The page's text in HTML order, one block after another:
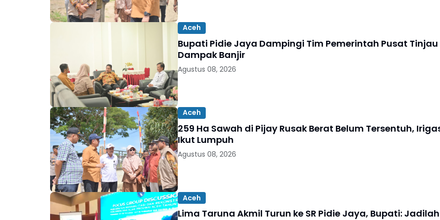
Aceh
Bupati Pidie Jaya Dampingi Tim Pemerintah Pusat Tinjau
Dampak Banjir
Agustus 08, 2026
Aceh
259 Ha Sawah di Pijay Rusak Berat Belum Tersentuh,
Ikut Lumpuh
Agustus 08, 2026
Aceh
Lima Taruna Akmil Turun ke SR Pidie Jaya, Bupati: Jadilah